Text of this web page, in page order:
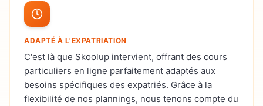
ADAPTÉ À L'EXPATRIATION
C'est là que Skoolup intervient, offrant des cours
particuliers en ligne parfaitement adaptés aux
besoins spécifiques des expatriés. Grâce à la
flexibilité de nos plannings, nous tenons compte du